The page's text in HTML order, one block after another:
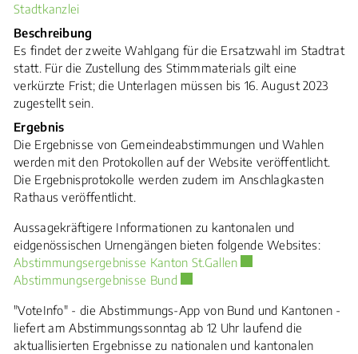
Stadtkanzlei
Beschreibung
Es findet der zweite Wahlgang für die Ersatzwahl im Stadtrat
statt. Für die Zustellung des Stimmmaterials gilt eine
verkürzte Frist; die Unterlagen müssen bis 16. August 2023
zugestellt sein.
Ergebnis
Die Ergebnisse von Gemeindeabstimmungen und Wahlen
werden mit den Protokollen auf der Website veröffentlicht.
Die Ergebnisprotokolle werden zudem im Anschlagkasten
Rathaus veröffentlicht.
Aussagekräftigere Informationen zu kantonalen und
eidgenössischen Urnengängen bieten folgende Websites:
Abstimmungsergebnisse Kanton St.GallenExterner Link wird in
Abstimmungsergebnisse BundExterner Link wird in einem
"VoteInfo" - die Abstimmungs-App von Bund und Kantonen -
liefert am Abstimmungssonntag ab 12 Uhr laufend die
aktuallisierten Ergebnisse zu nationalen und kantonalen